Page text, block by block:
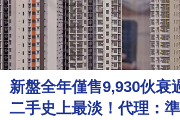
資
樓
市
理
財
商
新盤全年僅售9,930伙衰
二手史上最淡！代理：